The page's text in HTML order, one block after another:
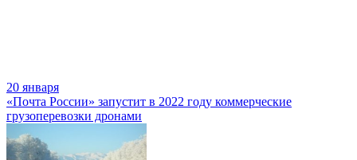
20 января
«Почта России» запустит в 2022 году коммерческие
грузоперевозки дронами